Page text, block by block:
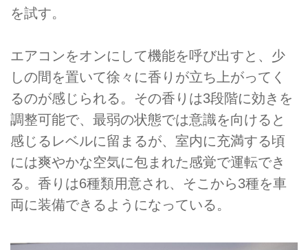
を試す。
エアコンをオンにして機能を呼び出すと、少
しの間を置いて徐々に香りが立ち上がってく
るのが感じられる。その香りは3段階に効きを
調整可能で、最弱の状態では意識を向けると
感じるレベルに留まるが、室内に充満する頃
には爽やかな空気に包まれた感覚で運転でき
る。香りは6種類用意され、そこから3種を車
両に装備できるようになっている。